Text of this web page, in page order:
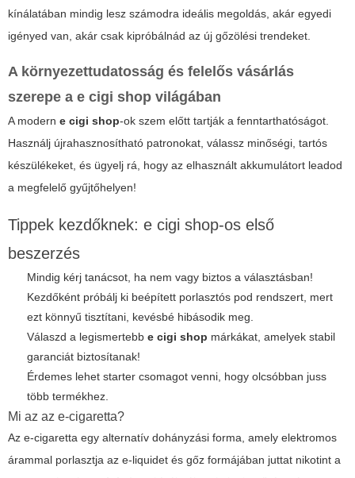
kínálatában mindig lesz számodra ideális megoldás, akár egyedi
igényed van, akár csak kipróbálnád az új gőzölési trendeket.
A környezettudatosság és felelős vásárlás
szerepe a e cigi shop világában
A modern e cigi shop-ok szem előtt tartják a fenntarthatóságot.
Használj újrahasznosítható patronokat, válassz minőségi, tartós
készülékeket, és ügyelj rá, hogy az elhasznált akkumulátort leadod
a megfelelő gyűjtőhelyen!
Tippek kezdőknek: e cigi shop-os első
beszerzés
Mindig kérj tanácsot, ha nem vagy biztos a választásban!
Kezdőként próbálj ki beépített porlasztós pod rendszert, mert
ezt könnyű tisztítani, kevésbé hibásodik meg.
Válaszd a legismertebb e cigi shop márkákat, amelyek stabil
garanciát biztosítanak!
Érdemes lehet starter csomagot venni, hogy olcsóbban juss
több termékhez.
Mi az az e-cigaretta?
Az e-cigaretta egy alternatív dohányzási forma, amely elektromos
árammal porlasztja az e-liquidet és gőz formájában juttat nikotint a